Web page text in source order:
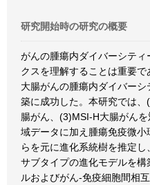
研究開始時の研究の概要
がんの腫瘍内ダイバーシティ
クスを理解することは重要
大腸がんの腫瘍内ダイバー
築に成功した。本研究では
腸がん、(3)MSI-H大腸がん
域データに加え腫瘍免疫微
らを元に進化系統樹を推定
サブタイプの進化モデルを
ルおよびがん-免疫細胞間相